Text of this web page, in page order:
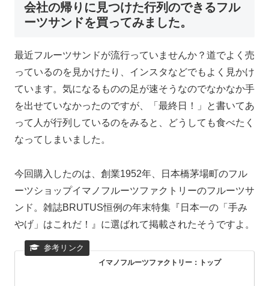
会社の帰りに見つけた行列のできるフル
ーツサンドを買ってみました。
最近フルーツサンドが流行っていませんか？道でよく売
っているのを見かけたり、インスタなどでもよく見かけ
ています。気になるものの足が速そうなのでなかなか手
を出せていなかったのですが、「最終日！」と書いてあ
って人が行列しているのをみると、どうしても食べたく
なってしまいました。
今回購入したのは、創業1952年、日本橋茅場町のフル
ーツショップイマノフルーツファクトリーのフルーツサ
ンド。雑誌BRUTUS恒例の年末特集『日本一の「手み
やげ」はこれだ！』に選ばれて掲載されたそうですよ。
イマノフルーツファクトリー：トップ